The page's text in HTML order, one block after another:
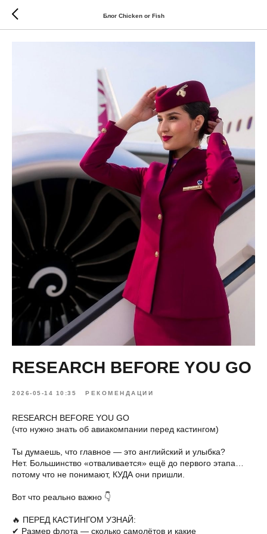
Блог Chicken or Fish
RESEARCH BEFORE YOU GO
2026-05-14 10:35 РЕКОМЕНДАЦИИ
RESEARCH BEFORE YOU GO
(что нужно знать об авиакомпании перед кастингом)
Ты думаешь, что главное — это английский и улыбка?
Нет. Большинство «отваливается» ещё до первого этапа…
потому что не понимают, КУДА они пришли.
Вот что реально важно 👇
🔥 ПЕРЕД КАСТИНГОМ УЗНАЙ:
✔ Размер флота — сколько самолётов и какие